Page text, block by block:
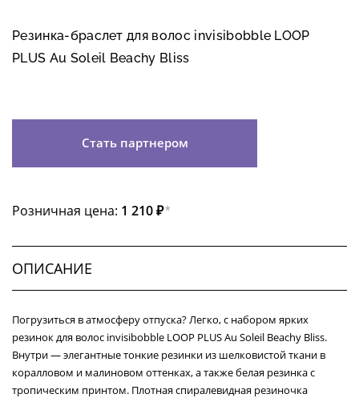
Резинка-браслет для волос invisibobble LOOP
PLUS Au Soleil Beachy Bliss
Стать партнером
Розничная цена: 1 210 ₽*
ОПИСАНИЕ
Погрузиться в атмосферу отпуска? Легко, с набором ярких
резинок для волос invisibobble LOOP PLUS Au Soleil Beachy Bliss.
Внутри — элегантные тонкие резинки из шелковистой ткани в
коралловом и малиновом оттенках, а также белая резинка с
тропическим принтом. Плотная спиралевидная резиночка